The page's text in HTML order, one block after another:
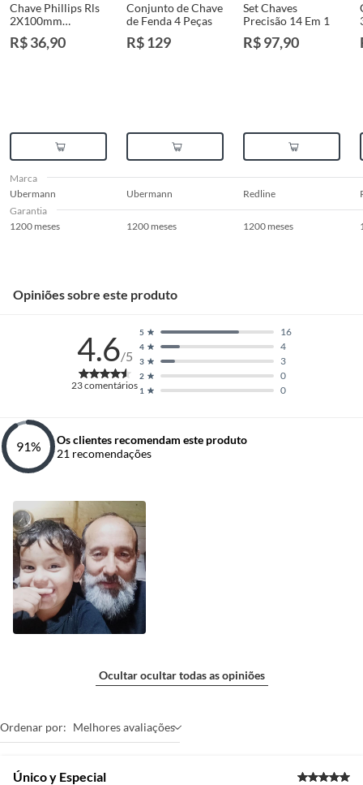
Chave Phillips Rls
2X100mm
QFP0210
Ubermann
R$ 36,90
Conjunto de Chave
de Fenda 4 Peças
R$ 129
Set Chaves
Precisão 14 Em 1
R$ 97,90
Marca
Ubermann
Ubermann Redline
Garantia
1200 meses
1200 meses 1200 meses
Opiniões sobre este produto
4.6/5
23comentários 1 0
2 0
3 3
4 4
5 16
91%
Os clientes recomendam este produto
21 recomendações
Ocultar ocultar todas as opiniões
Ordenar por: Melhores avaliações
Único y Especial